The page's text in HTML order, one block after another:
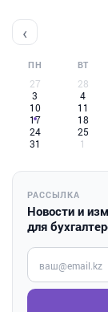
‹
ПН ВТ
27 28
3
4
10
11
17
18
24
25
31
1
РАССЫЛКА
Новости и
для
Введите ваш